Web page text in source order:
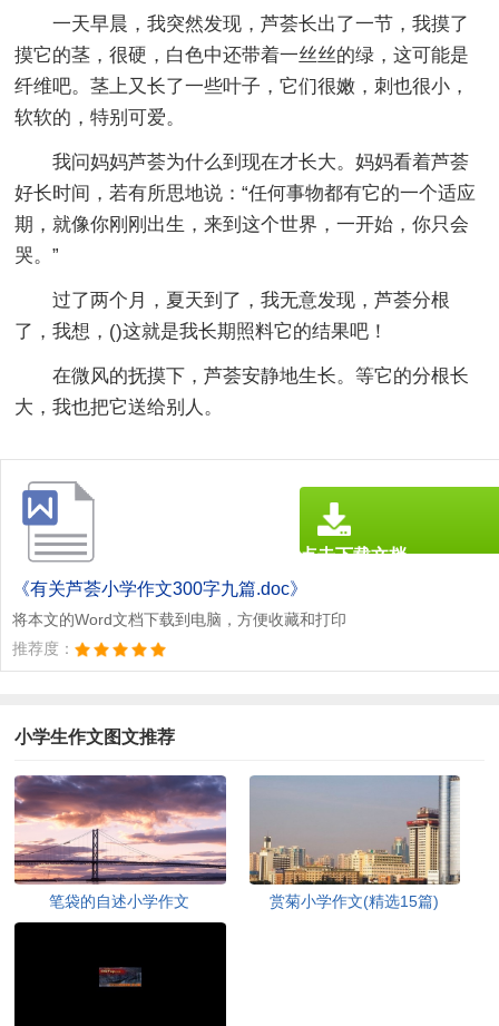
一天早晨，我突然发现，芦荟长出了一节，我摸了
摸它的茎，很硬，白色中还带着一丝丝的绿，这可能是
纤维吧。茎上又长了一些叶子，它们很嫩，刺也很小，
软软的，特别可爱。
我问妈妈芦荟为什么到现在才长大。妈妈看着芦荟
好长时间，若有所思地说：“任何事物都有它的一个适应
期，就像你刚刚出生，来到这个世界，一开始，你只会
哭。”
过了两个月，夏天到了，我无意发现，芦荟分根
了，我想，()这就是我长期照料它的结果吧！
在微风的抚摸下，芦荟安静地生长。等它的分根长
大，我也把它送给别人。
《有关芦荟小学作文300字九篇.doc》
将本文的Word文档下载到电脑，方便收藏和打印
推荐度：
点击下载文档
小学生作文图文推荐
笔袋的自述小学作文 赏菊小学作文(精选15篇)